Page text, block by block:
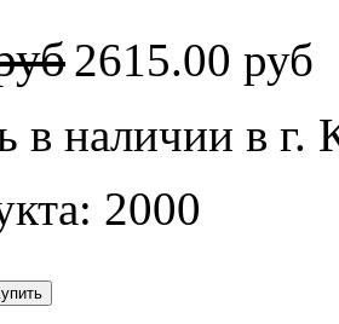
2615.00 руб
в наличии в г.
2000